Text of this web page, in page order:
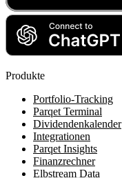
Produkte
Portfolio-Tracking
Parqet Terminal
Dividendenkalender
Integrationen
Parqet Insights
Finanzrechner
Elbstream Data